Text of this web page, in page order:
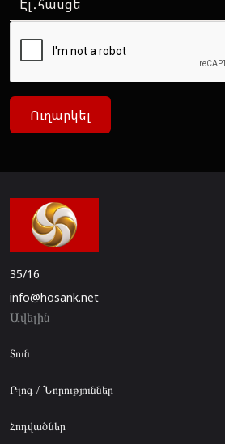
Ուղարկել
35/16
info@hosank.net
Ավելին
Տուն
Բլոգ / Նորություններ
Հոդվածներ